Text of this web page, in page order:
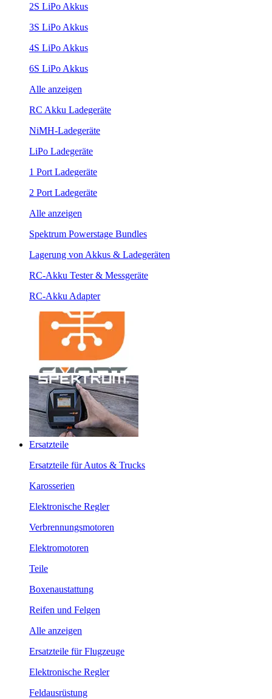
2S LiPo Akkus
3S LiPo Akkus
4S LiPo Akkus
6S LiPo Akkus
Alle anzeigen
RC Akku Ladegeräte
NiMH-Ladegeräte
LiPo Ladegeräte
1 Port Ladegeräte
2 Port Ladegeräte
Alle anzeigen
Spektrum Powerstage Bundles
Lagerung von Akkus & Ladegeräten
RC-Akku Tester & Messgeräte
RC-Akku Adapter
Ersatzteile
Ersatzteile für Autos & Trucks
Karosserien
Elektronische Regler
Verbrennungsmotoren
Elektromotoren
Teile
Boxenaustattung
Reifen und Felgen
Alle anzeigen
Ersatzteile für Flugzeuge
Elektronische Regler
Feldausrüstung